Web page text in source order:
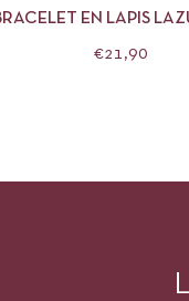
EN LAPIS
€21,90